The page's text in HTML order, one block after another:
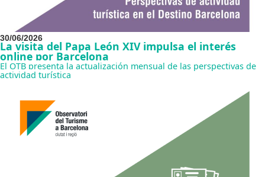
30/06/2026
La visita del Papa León XIV impulsa el interés
online por Barcelona
El OTB presenta la actualización mensual de las perspectivas de
actividad turística